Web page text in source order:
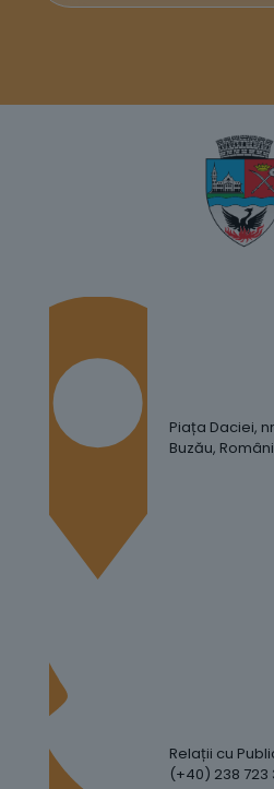
Piața Daciei,
Buzău,
Relații cu
(+40) 238 723